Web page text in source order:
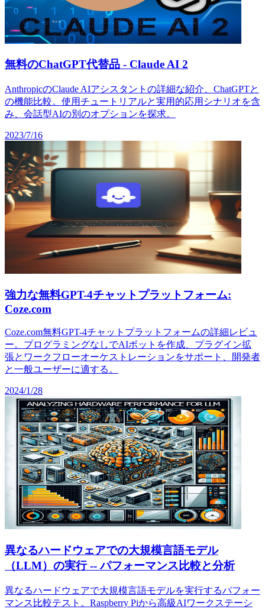
無料のChatGPT代替品 - Claude AI 2
AnthropicのClaude AIアシスタントの詳細な紹介、ChatGPTと
の機能比較。使用チュートリアルと実用的応用シナリオを含
み、会話型AIの別のオプションを探求。
2023/7/16
強力な無料GPT-4チャットプラットフォーム:
Coze.com
Coze.com無料GPT-4チャットプラットフォームの詳細レビュ
ー。プログラミングなしでAIボットを作成、プラグイン拡
張とワークフローオーケストレーションをサポート、開発者
と一般ユーザーに適する。
2024/1/28
異なるハードウェアでの大規模言語モデル
（LLM）の実行 -- パフォーマンス比較と分析
異なるハードウェアで大規模言語モデルを実行するパフォー
マンス比較テスト。Raspberry Piから高級AIワークステーシ